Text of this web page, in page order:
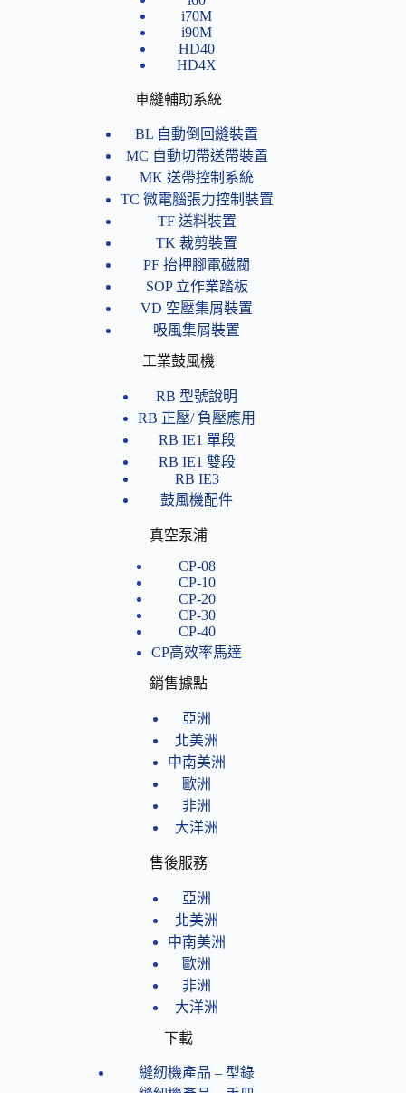
i70M
i90M
HD40
HD4X
車縫輔助系統
BL 自動倒回縫裝置
MC 自動切帶送帶裝置
MK 送帶控制系統
TC 微電腦張力控制裝置
TF 送料裝置
TK 裁剪裝置
PF 抬押腳電磁閥
SOP 立作業踏板
VD 空壓集屑裝置
吸風集屑裝置
工業鼓風機
RB 型號說明
RB 正壓/ 負壓應用
RB IE1 單段
RB IE1 雙段
RB IE3
鼓風機配件
真空泵浦
CP-08
CP-10
CP-20
CP-30
CP-40
CP高效率馬達
銷售據點
亞洲
北美洲
中南美洲
歐洲
非洲
大洋洲
售後服務
亞洲
北美洲
中南美洲
歐洲
非洲
大洋洲
下載
縫紉機產品 – 型錄